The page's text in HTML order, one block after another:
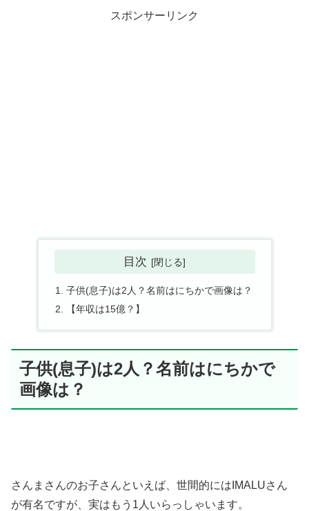
スポンサーリンク
目次
子供(息子)は2人？名前はにちかで画像は？
【年収は15億？】
子供(息子)は2人？名前はにちかで
画像は？
さんまさんのお子さんといえば、世間的にはIMALUさん
が有名ですが、実はもう1人いらっしゃいます。